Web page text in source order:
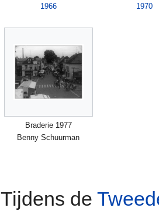
1966 1970
Braderie 1977
Benny Schuurman
Tijdens de